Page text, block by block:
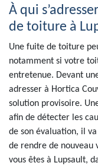
À qui
de toiture à
Une fuite de toiture
notamment si votre
entretenue. Devant
adresser à Hortica
solution provisoire.
afin de détecter les
de son évaluation, il
de rendre de nouveau
vous êtes à Lupsault,